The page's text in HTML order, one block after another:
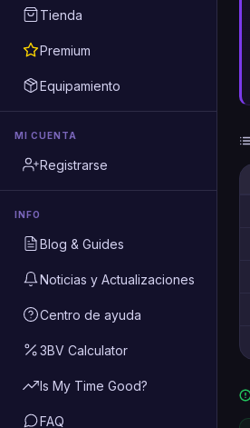
Tienda
Premium
Equipamiento
MI CUENTA
Registrarse
INFO
Blog & Guides
Noticias y Actualizaciones
Centro de ayuda
3BV Calculator
Is My Time Good?
FAQ